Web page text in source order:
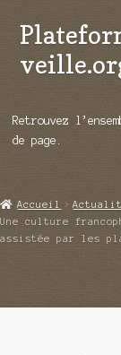
Aller
à
la
Aller
au
contenu
Répertoire d’ouitils
Démos vidéos
Qui sommes-nous ?
Retrouvez
de page.
Accueil
Une culture
assistée par les